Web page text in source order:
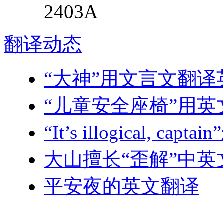
2403A
翻译动态
“大神”用文言文翻
“儿童安全座椅”用
“It’s illogical,
大山擅长“歪解”中
平安夜的英文翻译